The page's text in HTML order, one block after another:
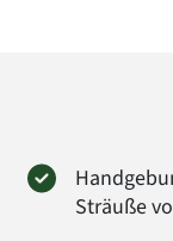
Sträuße